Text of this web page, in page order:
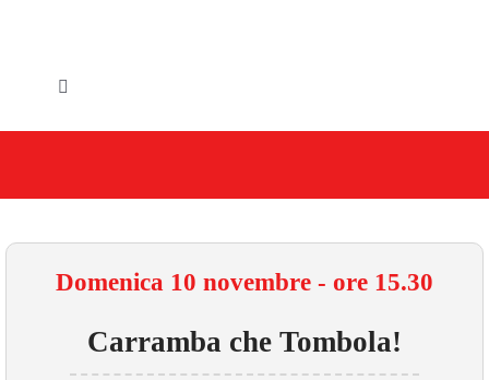
Toggle
IL COMUNE
Domenica 10 novembre - ore 15.30
Carramba che Tombola!